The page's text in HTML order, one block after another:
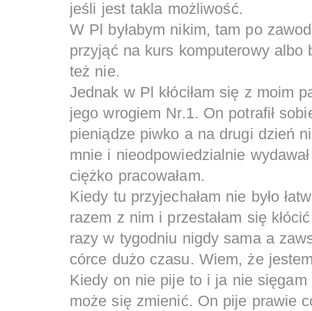
jeśli jest takla możliwość.
W Pl byłabym nikim, tam po
przyjąć na kurs komputerowy albo
też nie.
Jednak w Pl kłóciłam się z moim
jego wrogiem Nr.1. On potrafił
pieniądze piwko a na drugi dzień
mnie i nieodpowiedzialnie
ciężko pracowałam.
Kiedy tu przyjechałam nie było
razem z nim i przestałam się
razy w tygodniu nigdy sama a
córce dużo czasu. Wiem, że
Kiedy on nie pije to i ja nie
może się zmienić. On pije prawie